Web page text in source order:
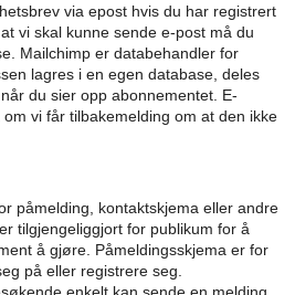
via epost hvis du har registrert
vi skal kunne sende e-post må du
Mailchimp er databehandler for
lagres i en egen database, deles
du sier opp abonnementet. E-
vi får tilbakemelding om at den ikke
påmelding, kontaktskjema eller andre
tilgjengeliggjort for publikum for å
å gjøre. Påmeldingsskjema er for
på eller registrere seg.